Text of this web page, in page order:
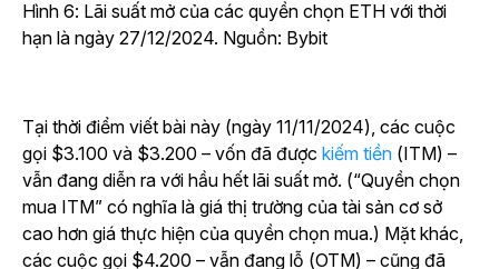
Hình 6: Lãi suất mở của các quyền chọn ETH với thời
hạn là ngày 27/12/2024. Nguồn: Bybit
Tại thời điểm viết bài này (ngày 11/11/2024), các cuộc
gọi $3.100 và $3.200 – vốn đã được kiếm tiền (ITM) –
vẫn đang diễn ra với hầu hết lãi suất mở. (“Quyền chọn
mua ITM” có nghĩa là giá thị trường của tài sản cơ sở
cao hơn giá thực hiện của quyền chọn mua.) Mặt khác,
các cuộc gọi $4.200 – vẫn đang lỗ (OTM) – cũng đã